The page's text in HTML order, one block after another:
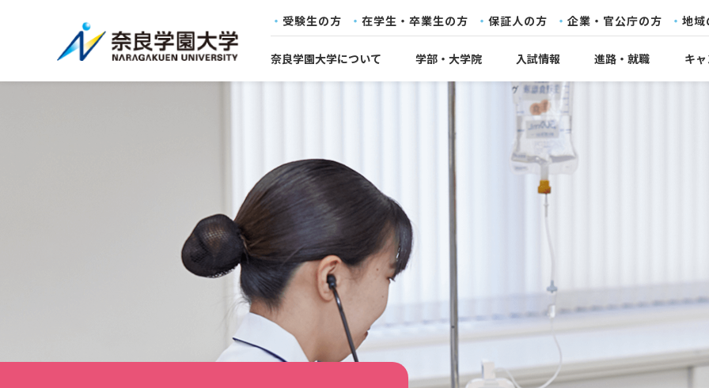
受験生の方 在学生・卒業生の方 保証人の方 企業・官公庁の方 地域
奈良学園大学について 学部・大学院 入試情報 進路・就職 キ